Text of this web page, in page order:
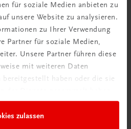
für soziale Medien anbieten zu
unsere Website zu analysieren.
zu Ihrer Verwendung
Partner für soziale Medien,
Unsere Partner führen diese
mit weiteren Daten
bereitgestellt haben oder die sie
zulassen